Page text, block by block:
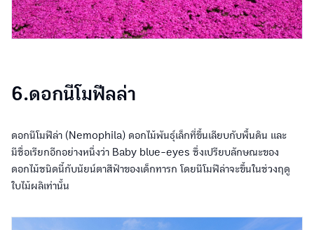
6.ดอกนีโมฟีลล่า
ดอกนีโมฟีล่า (Nemophila) ดอกไม้พันธุ์เล็กที่ขึ้นเลียบกับพื้นดิน และ
มีชื่อเรียกอีกอย่างหนึ่งว่า Baby blue-eyes ซึ่งเปรียบลักษณะของ
ดอกไม้ชนิดนี้กับนัยน์ตาสีฟ้าของเด็กทารก โดยนีโมฟีล่าจะขึ้นในช่วงฤดู
ใบไม้ผลิเท่านั้น